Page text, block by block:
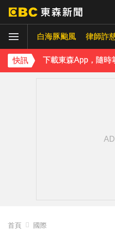
白海豚颱風 律師詐
快訊
下載東森App，隨時
首頁 國際